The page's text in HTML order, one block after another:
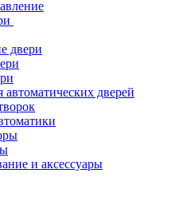
двери
автоматических дверей
и аксессуары